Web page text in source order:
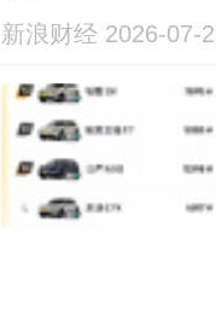
新浪财经 2026-07-